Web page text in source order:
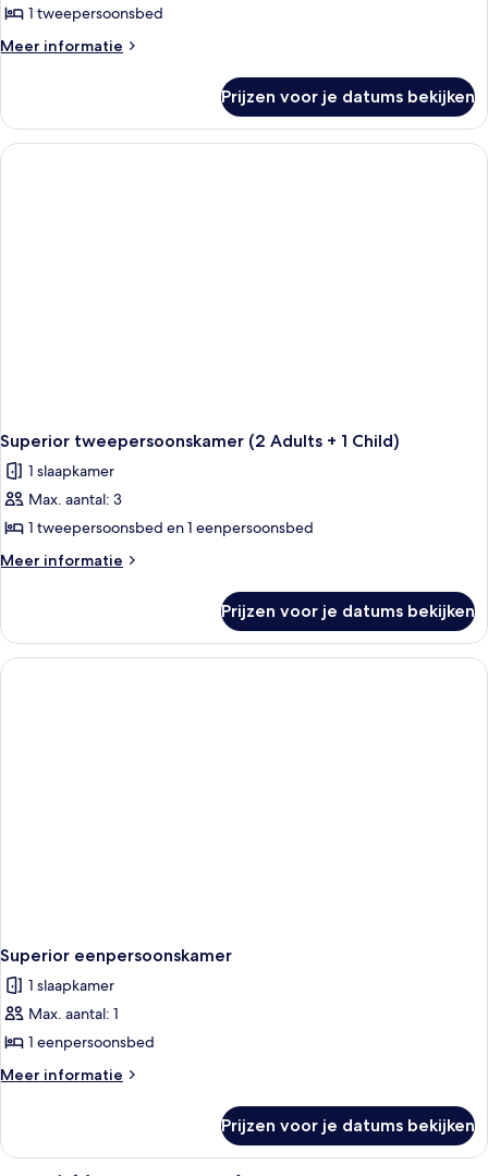
1 tweepersoonsbed
Meer informatie
Meer
tweepersoonskamer,
voor
1
Prijzen voor je datums bekijken
Superior tweepersoonskamer (2 Adults + 1 Child)
1 slaapkamer
Max. aantal: 3
1 tweepersoonsbed en 1 eenpersoonsbed
Meer informatie
Meer
tweepersoonskamer
(2
Adults
Prijzen voor je datums bekijken
Superior eenpersoonskamer
1 slaapkamer
Max. aantal: 1
1 eenpersoonsbed
Meer informatie
Meer
eenpersoonskamer
Prijzen voor je datums bekijken